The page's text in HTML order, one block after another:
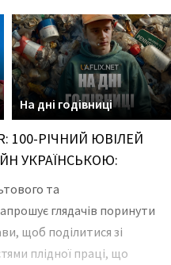
На дні годівниці
100-РІЧНИЙ ЮВІЛЕЙ
УКРАЇНСЬКОЮ:
та
глядачів поринути
щоб поділитися зі
плідної праці, що